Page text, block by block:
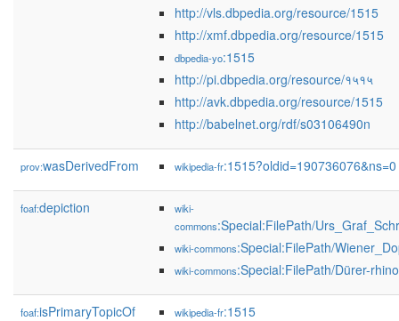
http://vls.dbpedia.org/resource/1515
http://xmf.dbpedia.org/resource/1515
dbpedia-yo:1515
http://pi.dbpedia.org/resource/१५१५
http://avk.dbpedia.org/resource/1515
http://babelnet.org/rdf/s03106490n
prov:wasDerivedFrom wikipedia-fr:1515?oldid=190736076&ns=0
foaf:depiction
wiki-
commons:Special:FilePath/
wiki-commons:Special:FilePath/
wiki-commons:Special:FilePath/Dürer-
foaf:isPrimaryTopicOf wikipedia-fr:1515